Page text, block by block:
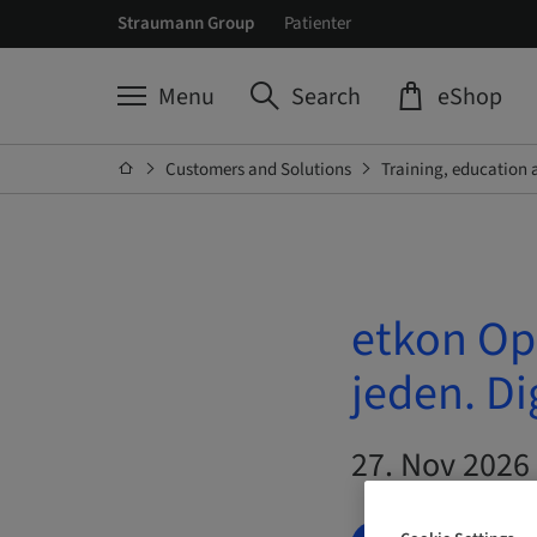
Straumann Group Patienter
Menu Search eShop
Customers and Solutions Training, education
etkon
jeden.
27. Nov